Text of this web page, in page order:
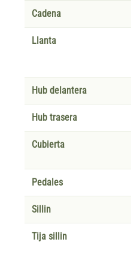
Cadena
Llanta
Hub delantera
Hub trasera
Cubierta
Pedales
Sillin
Tija sillin